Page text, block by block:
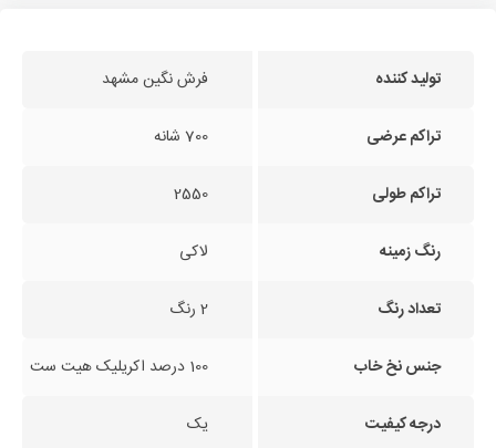
تولید کننده فرش نگین مشهد
تراکم عرضی 700 شانه
تراکم طولی 2550
رنگ زمینه لاکی
تعداد رنگ 2 رنگ
جنس نخ خاب 100 درصد اکریلیک هیت ست
درجه کیفیت یک